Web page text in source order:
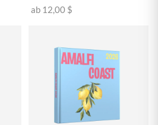
ab 12,00 $